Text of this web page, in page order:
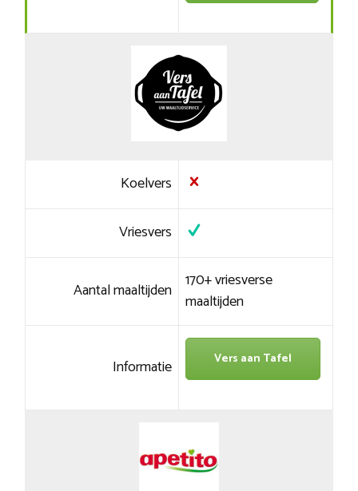
Koelvers
Vriesvers
Aantal maaltijden 170+ vriesverse
maaltijden
Informatie Vers aan Tafel